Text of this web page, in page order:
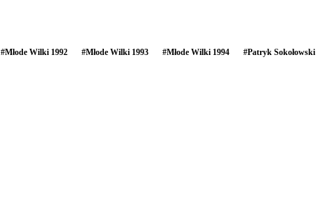
#Młode Wilki 1992 #Młode Wilki 1993 #Młode Wilki 1994 #Patryk Sokołowski